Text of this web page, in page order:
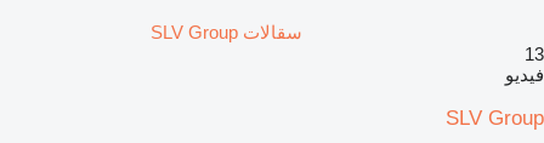
سقالات SLV Group
13
فيديو
SLV Group